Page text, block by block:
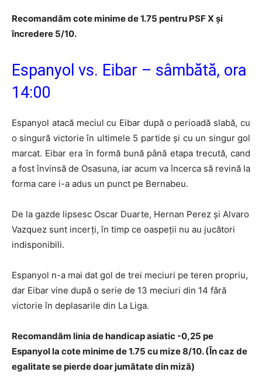
Recomandăm cote minime de 1.75 pentru PSF X și
încredere 5/10.
Espanyol vs. Eibar – sâmbătă, ora
14:00
Espanyol atacă meciul cu Eibar după o perioadă slabă, cu
o singură victorie în ultimele 5 partide şi cu un singur gol
marcat. Eibar era în formă bună până etapa trecută, cand
a fost învinsă de Osasuna, iar acum va încerca să revină la
forma care i-a adus un punct pe Bernabeu.
De la gazde lipsesc Oscar Duarte, Hernan Perez şi Alvaro
Vazquez sunt incerţi, în timp ce oaspeţii nu au jucători
indisponibili.
Espanyol n-a mai dat gol de trei meciuri pe teren propriu,
dar Eibar vine după o serie de 13 meciuri din 14 fără
victorie în deplasarile din La Liga.
Recomandăm linia de handicap asiatic -0,25 pe
Espanyol la cote minime de 1.75 cu mize 8/10. (În caz de
egalitate se pierde doar jumătate din miză)